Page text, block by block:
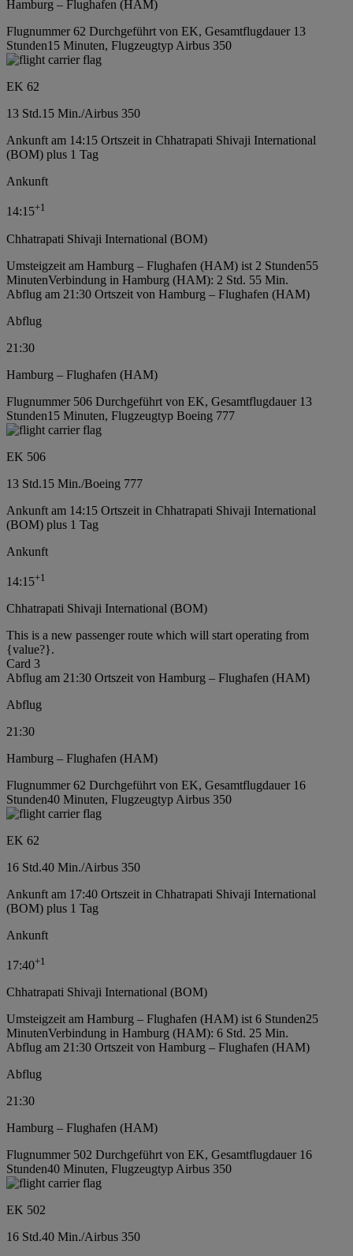
Hamburg – Flughafen (HAM)
Flugnummer 62 Durchgeführt von EK, Gesamtflugdauer 13
Stunden15 Minuten, Flugzeugtyp Airbus 350
EK 62
13 Std.15 Min./Airbus 350
Ankunft am 14:15 Ortszeit in Chhatrapati Shivaji International
(BOM) plus 1 Tag
Ankunft
14:15+1
Chhatrapati Shivaji International (BOM)
Umsteigzeit am Hamburg – Flughafen (HAM) ist 2 Stunden55
MinutenVerbindung in Hamburg (HAM): 2 Std. 55 Min.
Abflug am 21:30 Ortszeit von Hamburg – Flughafen (HAM)
Abflug
21:30
Hamburg – Flughafen (HAM)
Flugnummer 506 Durchgeführt von EK, Gesamtflugdauer 13
Stunden15 Minuten, Flugzeugtyp Boeing 777
EK 506
13 Std.15 Min./Boeing 777
Ankunft am 14:15 Ortszeit in Chhatrapati Shivaji International
(BOM) plus 1 Tag
Ankunft
14:15+1
Chhatrapati Shivaji International (BOM)
This is a new passenger route which will start operating from
{value?}.
Card 3
Abflug am 21:30 Ortszeit von Hamburg – Flughafen (HAM)
Abflug
21:30
Hamburg – Flughafen (HAM)
Flugnummer 62 Durchgeführt von EK, Gesamtflugdauer 16
Stunden40 Minuten, Flugzeugtyp Airbus 350
EK 62
16 Std.40 Min./Airbus 350
Ankunft am 17:40 Ortszeit in Chhatrapati Shivaji International
(BOM) plus 1 Tag
Ankunft
17:40+1
Chhatrapati Shivaji International (BOM)
Umsteigzeit am Hamburg – Flughafen (HAM) ist 6 Stunden25
MinutenVerbindung in Hamburg (HAM): 6 Std. 25 Min.
Abflug am 21:30 Ortszeit von Hamburg – Flughafen (HAM)
Abflug
21:30
Hamburg – Flughafen (HAM)
Flugnummer 502 Durchgeführt von EK, Gesamtflugdauer 16
Stunden40 Minuten, Flugzeugtyp Airbus 350
EK 502
16 Std.40 Min./Airbus 350